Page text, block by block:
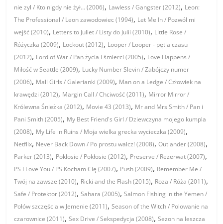
nie zyl / Kto nigdy nie żył… (2006), Lawless / Gangster (2012), Leon:
The Professional / Leon zawodowiec (1994), Let Me In / Pozwól mi
wejść (2010), Letters to Juliet / Listy do Julii (2010), Little Rose /
Różyczka (2009), Lockout (2012), Looper / Looper - pętla czasu
(2012), Lord of War / Pan życia i śmierci (2005), Love Happens /
Miłość w Seattle (2009), Lucky Number Slevin / Zabójczy numer
(2006), Mall Girls / Galerianki (2009), Man on a Ledge / Człowiek na
krawędzi (2012), Margin Call / Chciwość (2011), Mirror Mirror /
Królewna Śnieżka (2012), Movie 43 (2013), Mr and Mrs Smith / Pan i
Pani Smith (2005), My Best Friend's Girl / Dziewczyna mojego kumpla
(2008), My Life in Ruins / Moja wielka grecka wycieczka (2009),
Netflix, Never Back Down / Po prostu walcz! (2008),Outlander (2008),
Parker (2013), Poklosie / Pokłosie (2012), Preserve / Rezerwat (2007),
PS I Love You / PS Kocham Cię (2007), Push (2009), Remember Me /
Twój na zawsze (2010), Ricki and the Flash (2015), Roza / Róża (2011),
Safe / Protektor (2012),Sahara (2005),Salmon Fishing in the Yemen /
Połów szczęścia w Jemenie (2011),Season of the Witch / Polowanie na
czarownice (2011),Sex Drive / Sekspedycja (2008),Sezon na leszcza